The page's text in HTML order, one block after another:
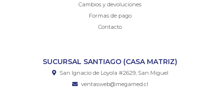
Cambios y devoluciones
Formas de pago
Contacto
SUCURSAL SANTIAGO (CASA MATRIZ)
San Ignacio de Loyola #2629, San Miguel
ventasweb@megamed.cl